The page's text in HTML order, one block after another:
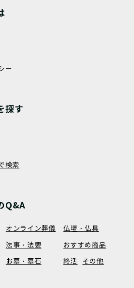
ー
探す
検索
Q&A
オンライン葬儀
仏壇・仏具
法事・法要
おすすめ商品
お墓・墓石 終活 その他